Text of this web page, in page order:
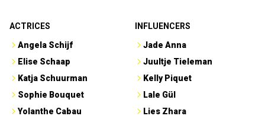
ACTRICES
Angela Schijf
Elise Schaap
Katja Schuurman
Sophie Bouquet
Yolanthe Cabau
INFLUENCERS
Jade Anna
Juultje Tieleman
Kelly Piquet
Lale Gül
Lies Zhara